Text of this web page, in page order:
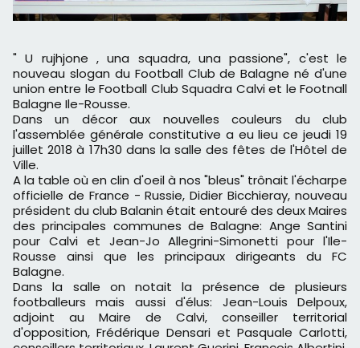
" U rujhjone , una squadra, una passione", c'est le
nouveau slogan du Football Club de Balagne né d'une
union entre le Football Club Squadra Calvi et le Footnall
Balagne Ile-Rousse.
Dans un décor aux nouvelles couleurs du club
l'assemblée générale constitutive a eu lieu ce jeudi 19
juillet 2018 à 17h30 dans la salle des fêtes de l'Hôtel de
Ville.
A la table où en clin d'oeil à nos "bleus" trônait l'écharpe
officielle de France - Russie, Didier Bicchieray, nouveau
président du club Balanin était entouré des deux Maires
des principales communes de Balagne: Ange Santini
pour Calvi et Jean-Jo Allegrini-Simonetti pour l'Ile-
Rousse ainsi que les principaux dirigeants du FC
Balagne.
Dans la salle on notait la présence de plusieurs
footballeurs mais aussi d'élus: Jean-Louis Delpoux,
adjoint au Maire de Calvi, conseiller territorial
d'opposition, Frédérique Densari et Pasquale Carlotti,